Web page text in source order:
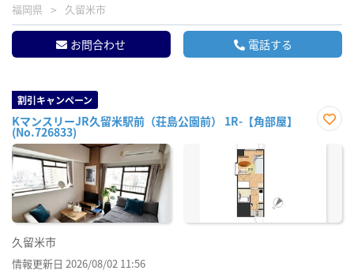
福岡県 久留米市
お問合わせ 電話する
割引キャンペーン
KマンスリーJR久留米駅前（荘島公園前） 1R-【角部屋】
(No.726833)
に入
久留米市
情報更新日 2026/08/02 11:56